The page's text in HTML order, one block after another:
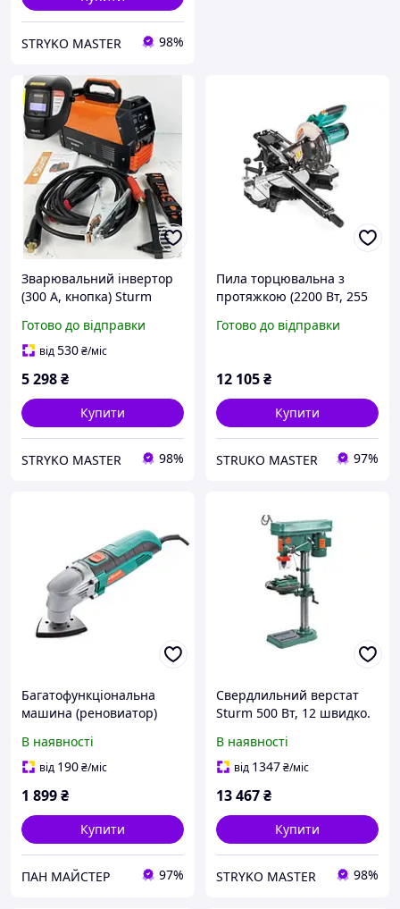
STRYKO MASTER 98%
Зварювальний інвертор
(300 А, кнопка) Sturm
Готово до відправки
від530₴/міс
5 298₴
Купити
STRYKO MASTER 98%
Пила торцювальна з
протяжкою (2200 Вт, 255
Готово до відправки
12 105₴
Купити
STRUKO MASTER 97%
Багатофункціональна
машина (реновиатор)
В наявності
від 190₴/міс
1 899₴
Купити
ПАН МАЙСТЕР 97%
Свердлильний верстат
Sturm 500 Вт, 12 швидко.
В наявності
від 1347₴/міс
13 467₴
Купити
STRYKO MASTER 98%